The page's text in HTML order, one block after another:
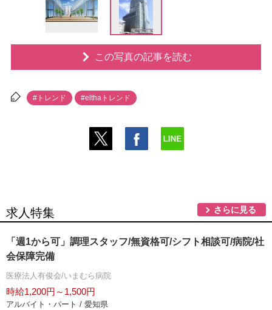
この写真の記事を読む
#トレンド #elthaトレンド
求人特集 さらに見る
「週1から可」調理スタッフ/無資格可/シフト相談可/病院/社
会保障完備
医療法人有俊会/いまむら病院
時給1,200円～1,500円
アルバイト・パート / 愛知県